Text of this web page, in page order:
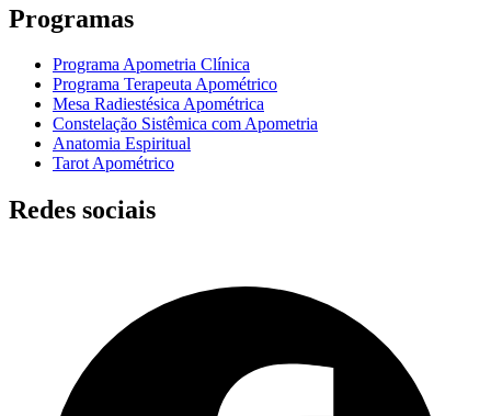
Programas
Programa Apometria Clínica
Programa Terapeuta Apométrico
Mesa Radiestésica Apométrica
Constelação Sistêmica com Apometria
Anatomia Espiritual
Tarot Apométrico
Redes sociais